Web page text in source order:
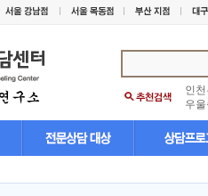
인
우